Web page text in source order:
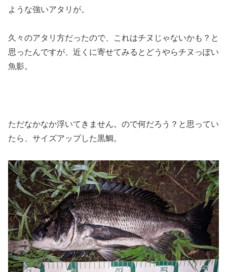
ような強いアタリが。
久々のアタリ方だったので、これはチヌじゃないかも？と
思ったんですが、近くに寄せてみるとどうやらチヌっぽい
魚影。
ただなかなか浮いてきません。ので何だろう？と思ってい
たら、サイズアップした黒鯛。